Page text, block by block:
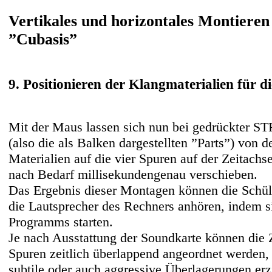
Vertikales und horizontales Montieren
”Cubasis”
9. Positionieren der Klangmaterialien für
Mit der Maus lassen sich nun bei gedrückter
(also die als Balken dargestellten ”Parts”) von
Materialien auf die vier Spuren auf der
nach Bedarf millisekundengenau verschieben.
Das Ergebnis dieser Montagen können die
die Lautsprecher des Rechners anhören, indem
Programms starten.
Je nach Ausstattung der Soundkarte können die
Spuren zeitlich überlappend angeordnet